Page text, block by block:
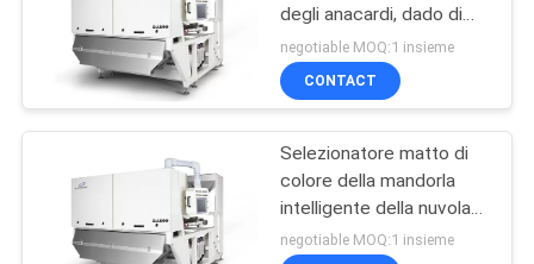
Selezionatore di
colore della cinghia
40
degli anacardi, dado di
grande capacità che
ordina macchinario
negotiable MOQ:1 insieme
CONTACT
Selezionatore matto di
colore della mandorla
intelligente della nuvola
con la macchina
negotiable MOQ:1 insieme